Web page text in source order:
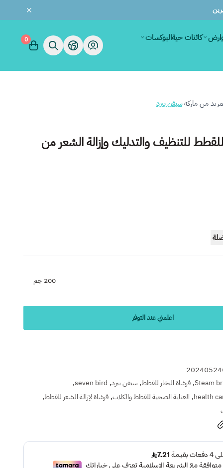
كائنات حيةالبوكسات
0
من ماركةسيفن بيرد
للتنظيف والتدليك وإزالة الشعر من
200 جم
اعلمني عند التوفر
Steam
,فرشاة البخار للقطط,سيفن بيرد,
seven bird
,
health
, العناية الصحية للقطط والكلاب,فرشاة لإزالة الشعر للقطط,